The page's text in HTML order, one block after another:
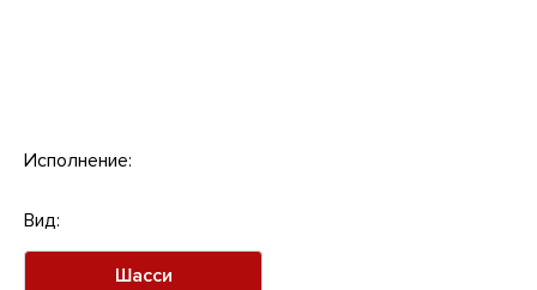
Исполнение:
Вид:
Шасси